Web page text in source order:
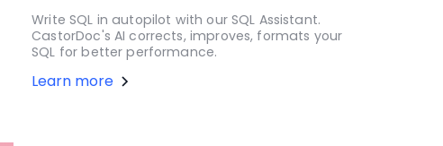
Write SQL in autopilot with our SQL Assistant.
CastorDoc's AI corrects, improves, formats your
SQL for better performance.
Learn more